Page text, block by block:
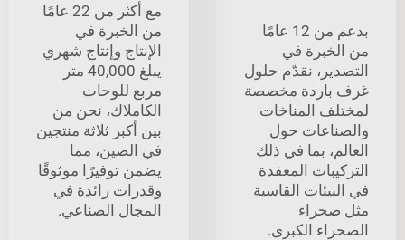
بدعم من 12 عامًا
في
نقدّم حلول
مخصصة
المناخات
حول
بما في ذلك
المعقدة
القاسية
الكبرى.
مع أكثر من 22 عامًا
من الخبرة في
الإنتاج وإنتاج شهري
يبلغ 40,000 متر
مربع للوحات
الكاملاك، نحن من
بين أكبر ثلاثة منتجين
في الصين، مما
يضمن توفيرًا موثوقًا
وقدرات رائدة في
المجال الصناعي.